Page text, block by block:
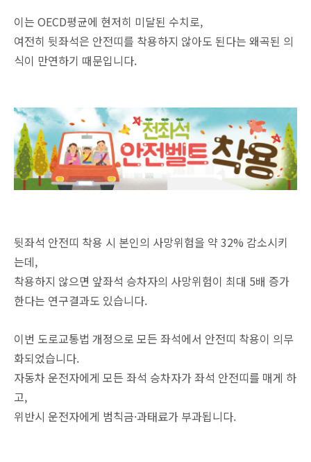
이는 OECD평균에 현저히 미달된 수치로,
여전히 뒷좌석은 안전띠를 착용하지 않아도 된다는 왜곡된 의
식이 만연하기 때문입니다.
뒷좌석 안전띠 착용 시 본인의 사망위험을 약 32% 감소시키
는데,
착용하지 않으면 앞좌석 승차자의 사망위험이 최대 5배 증가
한다는 연구결과도 있습니다.
이번 도로교통법 개정으로 모든 좌석에서 안전띠 착용이 의무
화되었습니다.
자동차 운전자에게 모든 좌석 승차자가 좌석 안전띠를 매게 하
고,
위반시 운전자에게 범칙금·과태료가 부과됩니다.